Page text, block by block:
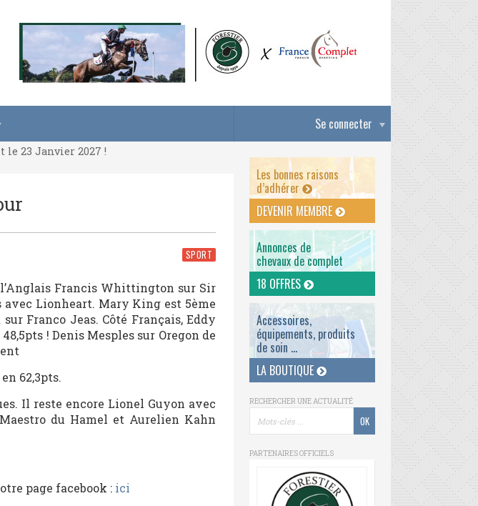
Se connecter
23 Janvier 2027 !
23 Janvier 2027 !
SPORT
Francis Whittington sur Sir
Lionheart. Mary King est 5ème
Franco Jeas. Côté Français, Eddy
! Denis Mesples sur Oregon de
62,3pts.
Il reste encore Lionel Guyon avec
du Hamel et Aurelien Kahn
page facebook : ici
Les bonnes raisons
d’adhérer
DEVENIR MEMBRE
Annonces de
chevaux de complet
18 OFFRES
Accessoires,
équipements, produits
de soin ...
LA BOUTIQUE
RECHERCHER UNE ACTUALITÉ
PARTENAIRES OFFICIELS